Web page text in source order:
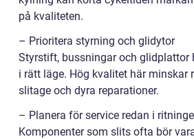
på kvaliteten.
– Prioritera styrning och glidytor
Styrstift, bussningar och glidplattor
i rätt läge. Hög kvalitet här minskar
slitage och dyra reparationer.
– Planera för service redan i
Komponenter som slits ofta bör